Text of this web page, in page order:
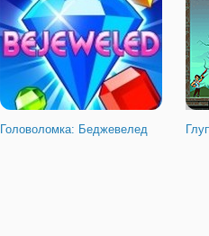
Головоломка: Беджевелед